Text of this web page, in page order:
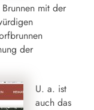
mit der
der
U. a. ist
auch das